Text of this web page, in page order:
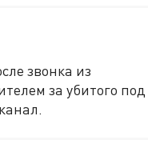
звонка из
за убитого под